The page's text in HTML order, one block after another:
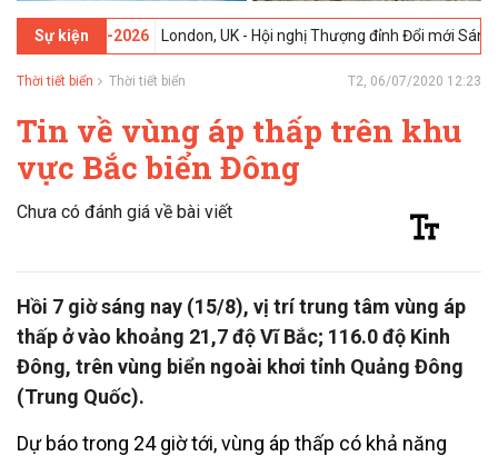
Sự kiện
09-02-2026 London, UK - Hội nghị Thượng đỉnh Đổi mới Sáng tạo
Thời tiết biển Thời tiết biển T2, 06/07/2020 12:23
Tin về vùng áp thấp trên khu
vực Bắc biển Đông
Chưa có đánh giá về bài viết
Hồi 7 giờ sáng nay (15/8), vị trí trung tâm vùng áp
thấp ở vào khoảng 21,7 độ Vĩ Bắc; 116.0 độ Kinh
Đông, trên vùng biển ngoài khơi tỉnh Quảng Đông
(Trung Quốc).
Dự báo trong 24 giờ tới, vùng áp thấp có khả năng